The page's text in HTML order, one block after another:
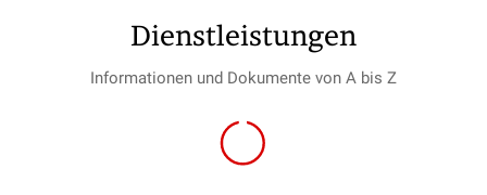
Dienst­leistungen
Informationen und Dokumente von A bis Z